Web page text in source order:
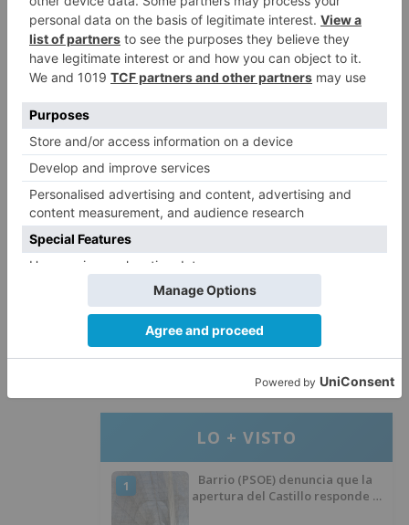
En algunos países, como Francia, se ha
estipulado que la cuarentena se minimice hasta
los 7 días, pero Simón ya avanzó que esa opción
acarreaba más riesgos y una decisión así "va a
llevar más tiempo".
cuarentenas
LO + VISTO
1
Barrio (PSOE) denuncia que la
apertura del Castillo responde a